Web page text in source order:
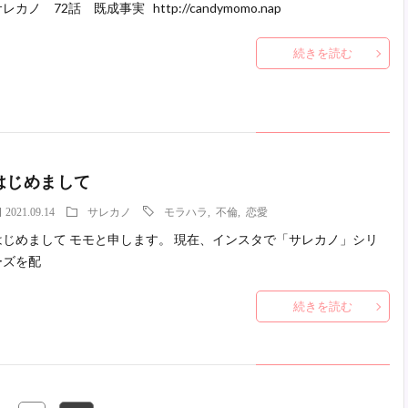
レカノ 72話 既成事実 http://candymomo.nap
続きを読む
じめまして
2021.09.14 サレカノ モラハラ 不倫, 恋愛
めまして モモと申します。 現在、インスタで「サレカノ」シリ
を配
続きを読む